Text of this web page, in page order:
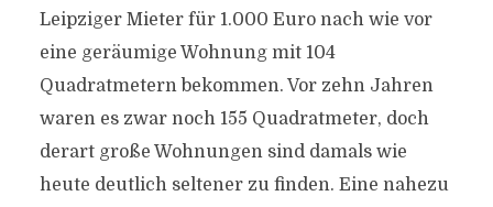
Leipziger Mieter für 1.000 Euro nach wie vor
eine geräumige Wohnung mit 104
Quadratmetern bekommen. Vor zehn Jahren
waren es zwar noch 155 Quadratmeter, doch
derart große Wohnungen sind damals wie
heute deutlich seltener zu finden. Eine nahezu